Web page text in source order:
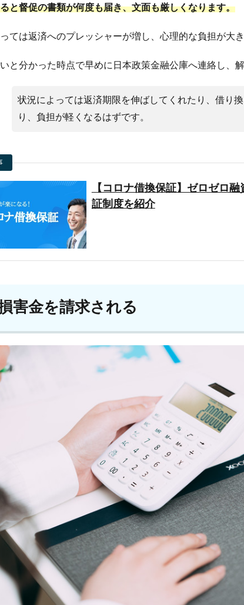
と督促の書類が何度も届き、文面も厳しくなります。
ては返済へのプレッシャーが増し、心理的な負担が大き
と分かった時点で早めに日本政策金融公庫へ連絡し、
状況によっては返済期限を伸ばしてくれたり、借り
り、負担が軽くなるはずです。
【コロナ借換保証】ゼロゼロ
証制度を紹介
害金を請求される